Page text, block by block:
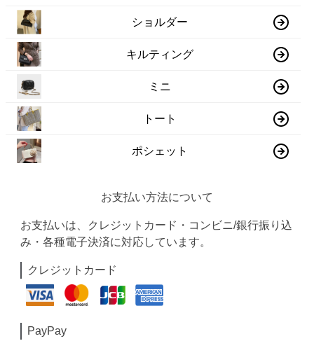
ショルダー
キルティング
ミニ
トート
ポシェット
お支払い方法について
お支払いは、クレジットカード・コンビニ/銀行振り込
み・各種電子決済に対応しています。
クレジットカード
PayPay